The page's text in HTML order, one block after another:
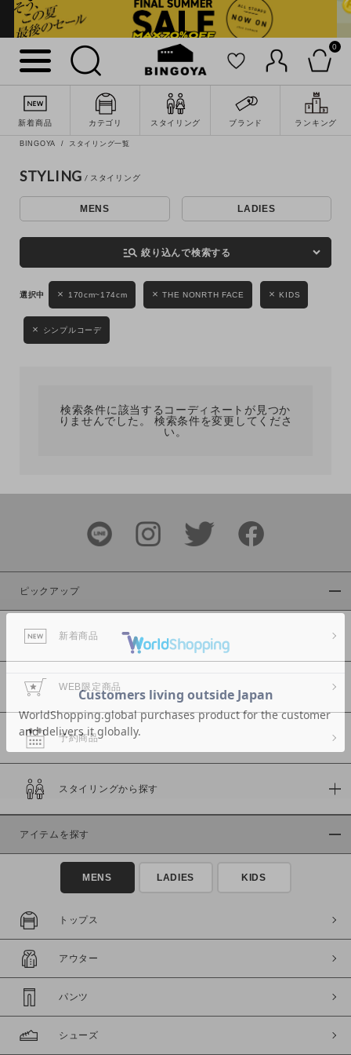
0
新着商品 カテゴリ スタイリング ブランド ランキング
詳細検索
キーワード
性別
MENS LADIES KIDS
ブランド
カラー
商品タイプ
通常商品
セール価格
在庫
在庫あり
BINGOYA スタイリング一覧
STYLING
MENS LADIES
manage_search 絞り込んで検索する
170cm~174cm THE NONRTH FACE KIDS
シンプルコーデ
検索条件に該当するコーディネートが見つか
りませんでした。 検索条件を変更してくださ
い。
ピックアップ
新着商品
WEB限定商品
予約商品
スタイリングから探す
アイテムを探す
MENS LADIES KIDS
トップス
アウター
パンツ
シューズ